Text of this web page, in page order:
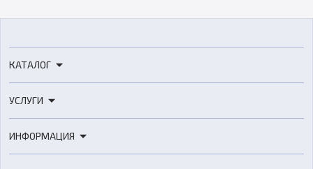
КАТАЛОГ
3D-сканеры
Расходные материалы
УСЛУГИ
3D-моделирование
ИНФОРМАЦИЯ